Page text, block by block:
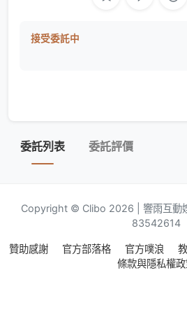
接受委託中
委託列表 委託評價
Copyright © Clibo 2026 | 響雨互動
83542614
贊助感謝 官方部落格 官方噗浪
條款與隱私權